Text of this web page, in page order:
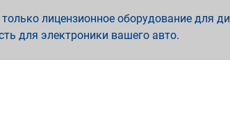
лицензионное оборудование для
для электроники вашего авто.